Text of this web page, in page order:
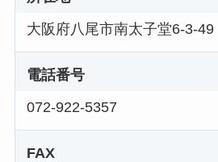
大阪府八尾市南太子堂6-3-49
電話番号
072-922-5357
FAX